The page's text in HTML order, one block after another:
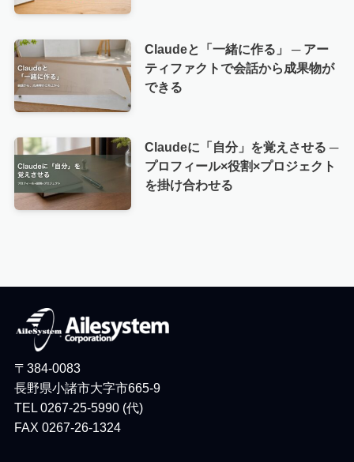
Claudeと「一緒に作る」 ─ アー
ティファクトで会話から成果物が
できる
Claudeに「自分」を覚えさせる ─
プロフィール×役割×プロジェクト
を掛け合わせる
〒384-0083
長野県小諸市大字市665-9
TEL 0267-25-5990 (代)
FAX 0267-26-1324